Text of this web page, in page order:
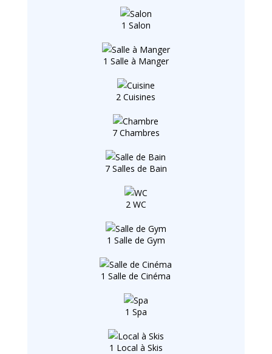
1 Salon
1 Salle à Manger
2 Cuisines
7 Chambres
7 Salles de Bain
2 WC
1 Salle de Gym
1 Salle de Cinéma
1 Spa
1 Local à Skis